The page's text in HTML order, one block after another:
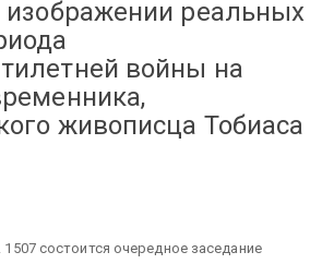
изображении реальных
войны на
живописца Тобиаса
1507 состоится очередное заседание